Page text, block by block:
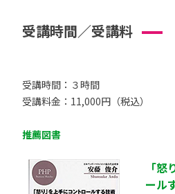
受講時間／受講料
受講時間：３時間
受講料金：11,000円（税込）
推薦図書
「
ール